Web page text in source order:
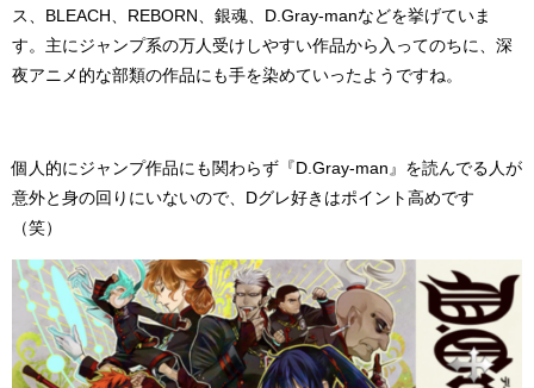
ス、BLEACH、REBORN、銀魂、D.Gray-manなどを挙げていま
す。主にジャンプ系の万人受けしやすい作品から入ってのちに、深
夜アニメ的な部類の作品にも手を染めていったようですね。
個人的にジャンプ作品にも関わらず『D.Gray-man』を読んでる人が
意外と身の回りにいないので、Dグレ好きはポイント高めです
（笑）